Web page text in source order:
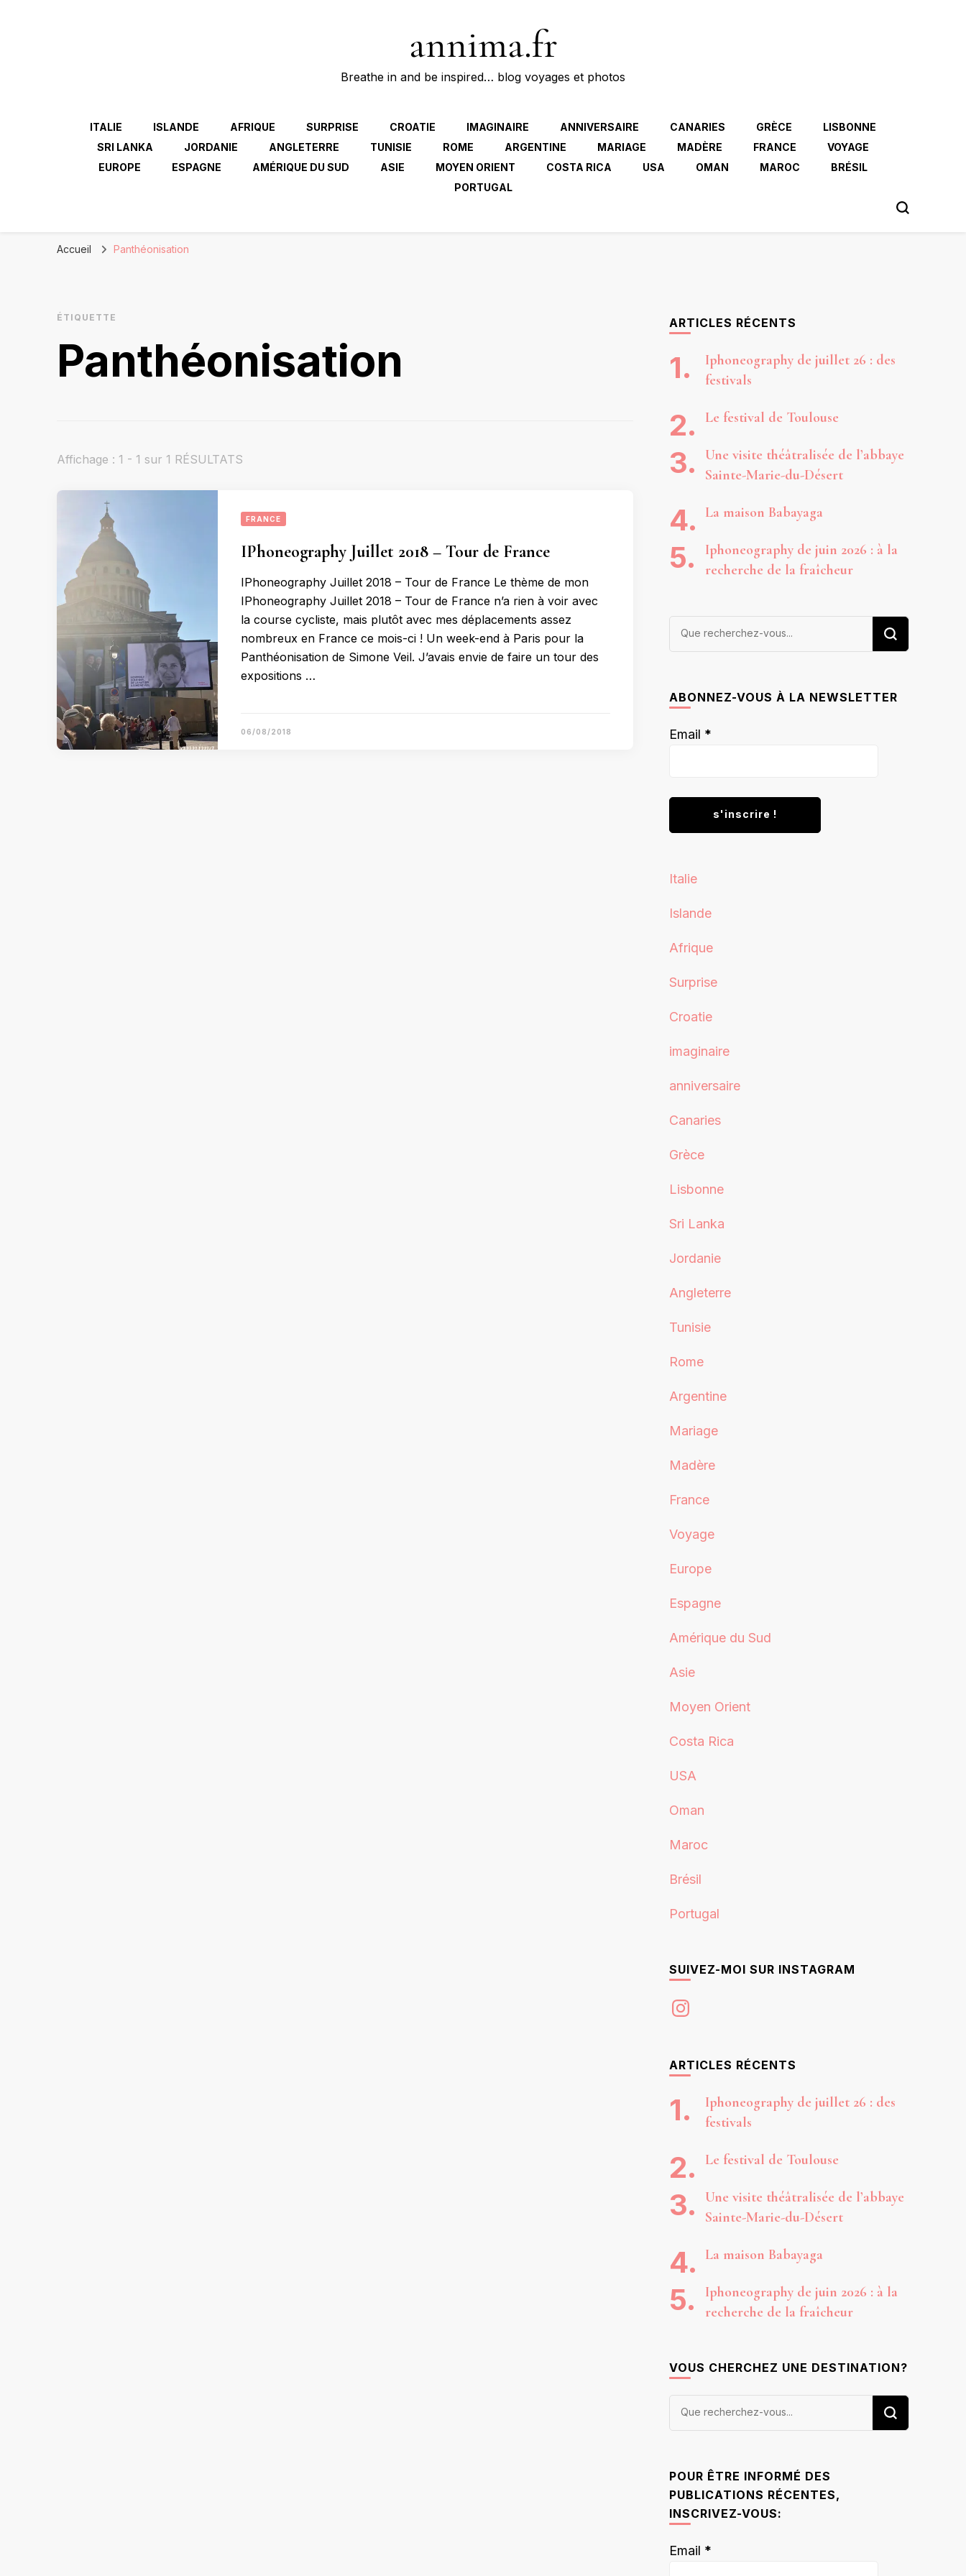
annima.fr
Breathe in and be inspired… blog voyages et photos
ITALIE ISLANDE AFRIQUE SURPRISE CROATIE IMAGINAIRE ANNIVERSAIRE CANARIES GRÈCE
LISBONNE
SRI LANKA
JORDANIE ANGLETERRE TUNISIE ROME ARGENTINE MARIAGE MADÈRE FRANCE
VOYAGE
EUROPE
ESPAGNE AMÉRIQUE DU SUD ASIE MOYEN ORIENT COSTA RICA USA OMAN MAROC
BRÉSIL
PORTUGAL
Accueil Panthéonisation
ÉTIQUETTE
Panthéonisation
Affichage : 1 - 1 sur 1 RÉSULTATS
FRANCE
IPhoneography Juillet 2018 – Tour de France
IPhoneography Juillet 2018 – Tour de France Le thème de mon
IPhoneography Juillet 2018 – Tour de France n’a rien à voir avec
la course cycliste, mais plutôt avec mes déplacements assez
nombreux en France ce mois-ci ! Un week-end à Paris pour la
Panthéonisation de Simone Veil. J’avais envie de faire un tour des
expositions …
06/08/2018
ARTICLES RÉCENTS
Iphoneography de juillet 26 : des
festivals
Le festival de Toulouse
Une visite théâtralisée de l’abbaye
Sainte-Marie-du-Désert
La maison Babayaga
Iphoneography de juin 2026 : à la
recherche de la fraîcheur
Vous
ABONNEZ-VOUS À LA NEWSLETTER
Email *
Italie
Islande
Afrique
Surprise
Croatie
imaginaire
anniversaire
Canaries
Grèce
Lisbonne
Sri Lanka
Jordanie
Angleterre
Tunisie
Rome
Argentine
Mariage
Madère
France
Voyage
Europe
Espagne
Amérique du Sud
Asie
Moyen Orient
Costa Rica
USA
Oman
Maroc
Brésil
Portugal
SUIVEZ-MOI SUR INSTAGRAM
Instagram
ARTICLES RÉCENTS
Iphoneography de juillet 26 : des
festivals
Le festival de Toulouse
Une visite théâtralisée de l’abbaye
Sainte-Marie-du-Désert
La maison Babayaga
Iphoneography de juin 2026 : à la
recherche de la fraîcheur
VOUS CHERCHEZ UNE DESTINATION?
Vous
POUR ÊTRE INFORMÉ DES
PUBLICATIONS RÉCENTES,
INSCRIVEZ-VOUS:
Email *